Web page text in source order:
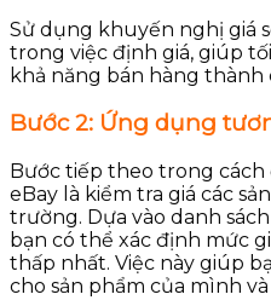
Sử dụng khuyến nghị giá
trong việc định giá, giúp
khả năng bán hàng thành
Bước 2: Ứng dụng
Bước tiếp theo trong cách
eBay là kiểm tra giá các
trường. Dựa vào danh
bạn có thể xác định mức
thấp nhất. Việc này giúp
cho sản phẩm của mình